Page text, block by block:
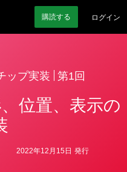
購読する ログイン
ップ実装 第1回
位置、表示の
2022年12月15日 発行